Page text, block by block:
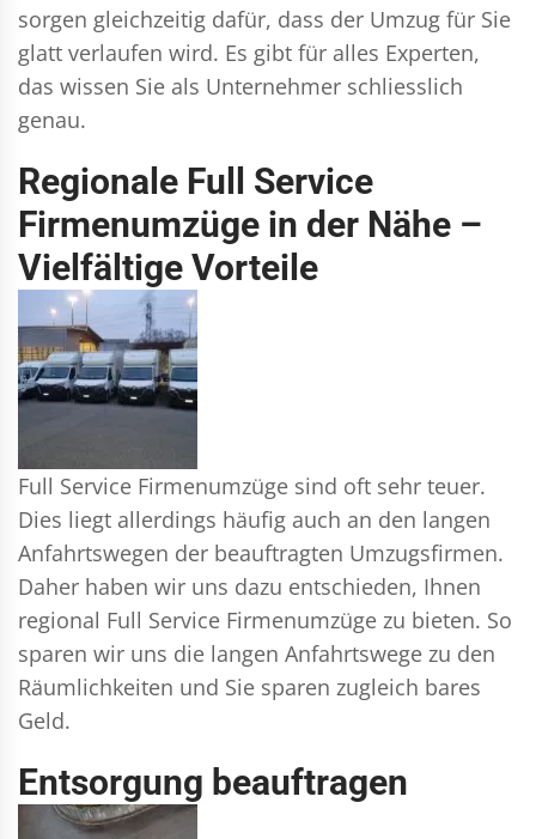
sorgen gleichzeitig dafür, dass der Umzug für Sie
glatt verlaufen wird. Es gibt für alles Experten,
das wissen Sie als Unternehmer schliesslich
genau.
Regionale Full Service
Firmenumzüge in der Nähe –
Vielfältige Vorteile
Full Service Firmenumzüge sind oft sehr teuer.
Dies liegt allerdings häufig auch an den langen
Anfahrtswegen der beauftragten Umzugsfirmen.
Daher haben wir uns dazu entschieden, Ihnen
regional Full Service Firmenumzüge zu bieten. So
sparen wir uns die langen Anfahrtswege zu den
Räumlichkeiten und Sie sparen zugleich bares
Geld.
Entsorgung beauftragen